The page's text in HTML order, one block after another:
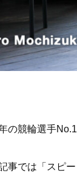
の競輪選手
事では「スピ